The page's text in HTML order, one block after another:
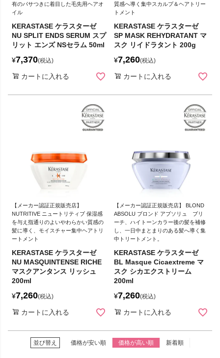
有のパサつきに着目した毛先用ヘアオ
イル
KERASTASE ケラスターゼ
NU SPLIT ENDS SERUM スプ
リット エンズ NSセラム 50ml
¥7,370 税込
カートに入れる
質感へ導く集中スカルプ＆ヘアトリー
トメント
KERASTASE ケラスターゼ
SP MASK REHYDRATANT マ
スク リイドラタント 200g
¥7,260 税込
カートに入れる
【メーカー認証正規販売店】
NUTRITIVE ニュートリティブ 保湿感
を与え指通りのよいやわらかい質感の
髪に導く、モイスチャー集中ヘアトリ
ートメント
KERASTASE ケラスターゼ
NU MASQUINTENSE RICHE
マスクアンタンス リッシュ
200ml
¥7,260 税込
カートに入れる
【メーカー認証正規販売店】 BLOND
ABSOLU ブロンド アブソリュ ブリ
ーチ、ハイトーンカラー後の髪を補修
し、一日中まとまりのある髪へ導く集
中トリートメント。
KERASTASE ケラスターゼ
BL Masque Cicaextreme マ
スク シカエクストリーム
200ml
¥7,260 税込
カートに入れる
並び替え 価格が安い順 価格が高い順 新着順